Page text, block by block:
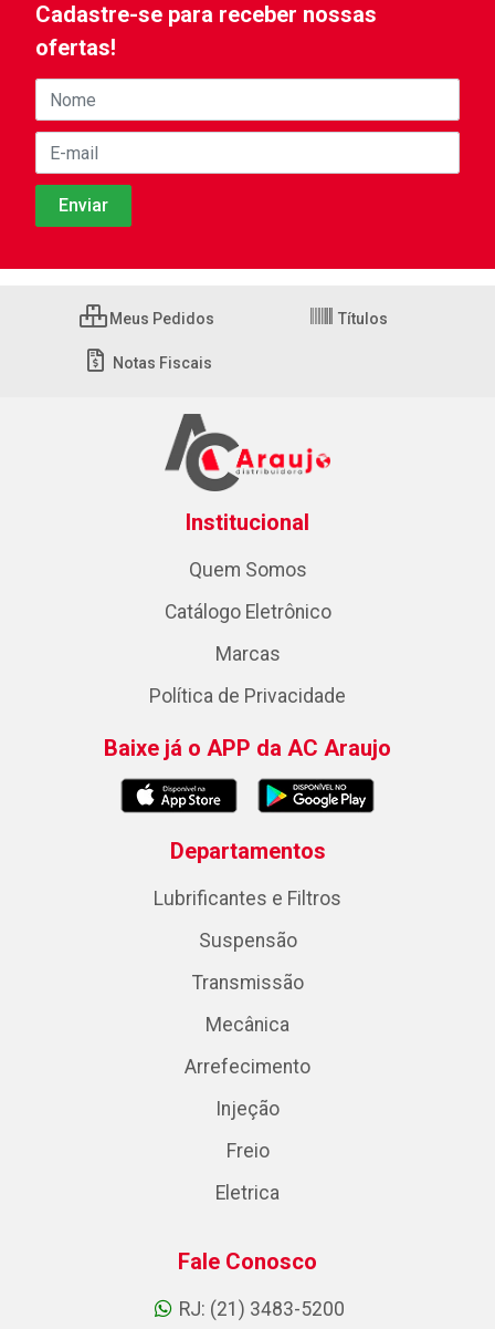
Cadastre-se para receber nossas
ofertas!
Meus Pedidos Títulos
Notas Fiscais
Institucional
Quem Somos
Catálogo Eletrônico
Marcas
Política de Privacidade
Baixe já o APP da AC Araujo
Departamentos
Lubrificantes e Filtros
Suspensão
Transmissão
Mecânica
Arrefecimento
Injeção
Freio
Eletrica
Fale Conosco
RJ: (21) 3483-5200